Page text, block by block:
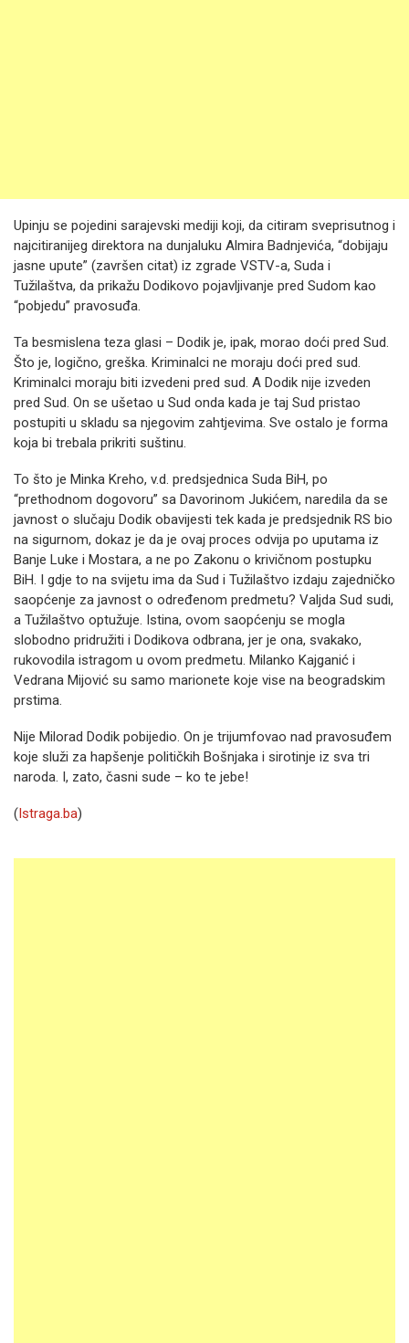
Upinju se pojedini sarajevski mediji koji, da citiram sveprisutnog i
najcitiranijeg direktora na dunjaluku Almira Badnjevića, “dobijaju
jasne upute” (završen citat) iz zgrade VSTV-a, Suda i
Tužilaštva, da prikažu Dodikovo pojavljivanje pred Sudom kao
“pobjedu” pravosuđa.
Ta besmislena teza glasi – Dodik je, ipak, morao doći pred Sud.
Što je, logično, greška. Kriminalci ne moraju doći pred sud.
Kriminalci moraju biti izvedeni pred sud. A Dodik nije izveden
pred Sud. On se ušetao u Sud onda kada je taj Sud pristao
postupiti u skladu sa njegovim zahtjevima. Sve ostalo je forma
koja bi trebala prikriti suštinu.
To što je Minka Kreho, v.d. predsjednica Suda BiH, po
“prethodnom dogovoru” sa Davorinom Jukićem, naredila da se
javnost o slučaju Dodik obavijesti tek kada je predsjednik RS bio
na sigurnom, dokaz je da je ovaj proces odvija po uputama iz
Banje Luke i Mostara, a ne po Zakonu o krivičnom postupku
BiH. I gdje to na svijetu ima da Sud i Tužilaštvo izdaju zajedničko
saopćenje za javnost o određenom predmetu? Valjda Sud sudi,
a Tužilaštvo optužuje. Istina, ovom saopćenju se mogla
slobodno pridružiti i Dodikova odbrana, jer je ona, svakako,
rukovodila istragom u ovom predmetu. Milanko Kajganić i
Vedrana Mijović su samo marionete koje vise na beogradskim
prstima.
Nije Milorad Dodik pobijedio. On je trijumfovao nad pravosuđem
koje služi za hapšenje političkih Bošnjaka i sirotinje iz sva tri
naroda. I, zato, časni sude – ko te jebe!
(Istraga.ba)